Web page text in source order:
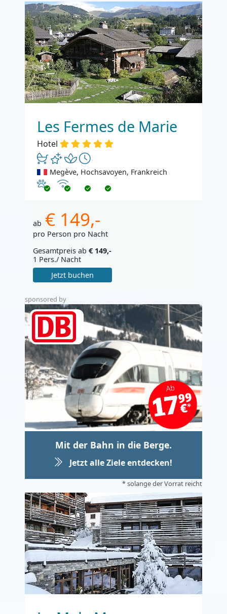
Les Fermes de Marie
Hotel
Megève, Hochsavoyen, Frankreich
Haustiere erlaubt
Internet
ab € 149,-
pro Person pro Nacht
Gesamtpreis ab € 149,-
1 Pers./ Nacht
Jetzt buchen
sponsored by
Mit der Bahn in die Berge.
Jetzt alle Ziele entdecken!
* solange der Vorrat reicht